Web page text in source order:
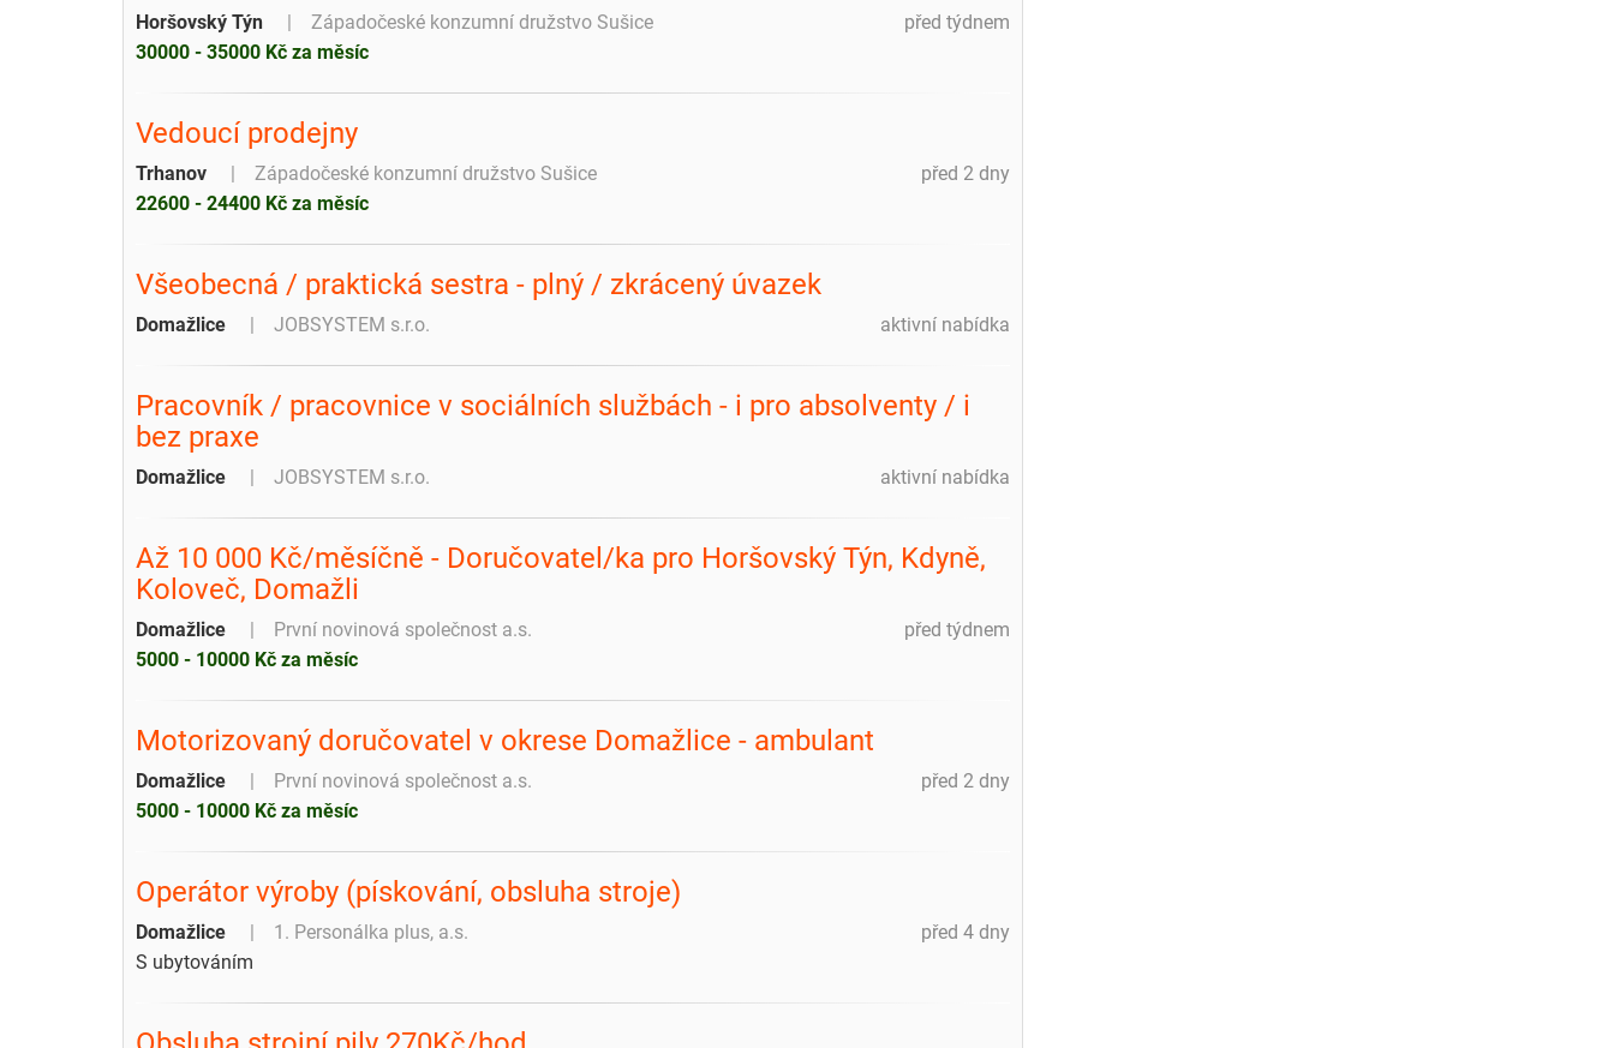
před týdnem
Horšovský Týn
Západočeské konzumní družstvo Sušice
30000 - 35000 Kč za měsíc
Vedoucí prodejny
před 2 dny
Trhanov
Západočeské konzumní družstvo Sušice
22600 - 24400 Kč za měsíc
Všeobecná / praktická sestra - plný / zkrácený úvazek
aktivní nabídka
Domažlice JOBSYSTEM s.r.o.
Pracovník / pracovnice v sociálních službách - i pro absolventy / i
bez praxe
aktivní nabídka
Domažlice JOBSYSTEM s.r.o.
Až 10 000 Kč/měsíčně - Doručovatel/ka pro Horšovský Týn, Kdyně,
Koloveč, Domažli
před týdnem
Domažlice
První novinová společnost a.s.
5000 - 10000 Kč za měsíc
Motorizovaný doručovatel v okrese Domažlice - ambulant
před 2 dny
Domažlice
První novinová společnost a.s.
5000 - 10000 Kč za měsíc
Operátor výroby (pískování, obsluha stroje)
před 4 dny
Domažlice
1. Personálka plus, a.s.
S ubytováním